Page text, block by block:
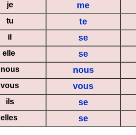
je
me
tu te
il se
elle se
nous nous
vous vous
ils se
elles se